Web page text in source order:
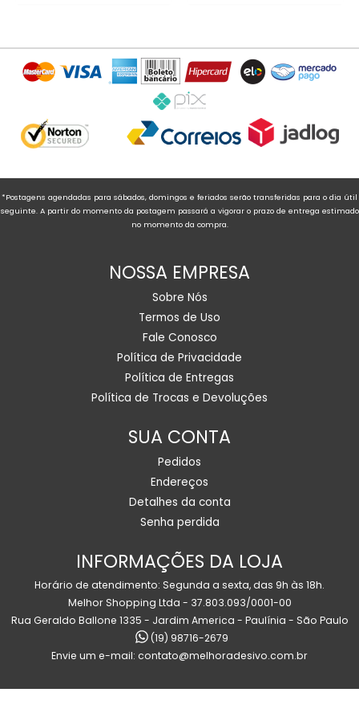
*Postagens agendadas para sábados, domingos e feriados serão transferidas para o dia útil
seguinte. A partir do momento da postagem passará a vigorar o prazo de entrega estimado
no momento da compra.
NOSSA EMPRESA
Sobre Nós
Termos de Uso
Fale Conosco
Política de Privacidade
Política de Entregas
Política de Trocas e Devoluções
SUA CONTA
Pedidos
Endereços
Detalhes da conta
Senha perdida
INFORMAÇÕES DA LOJA
Horário de atendimento: Segunda a sexta, das 9h às 18h.
Melhor Shopping Ltda - 37.803.093/0001-00
Rua Geraldo Ballone 1335 - Jardim America - Paulínia - São Paulo
(19) 98716-2679
Envie um e-mail: contato@melhoradesivo.com.br